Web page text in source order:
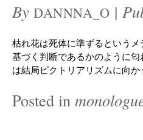
By DANNNA_O |
枯れ花は死体に準ずるという
基づく判断であるかのように
は結局ピクトリアリズムに向
Posted in